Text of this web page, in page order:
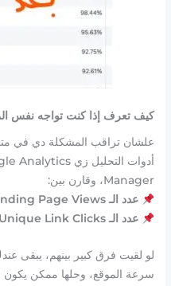
كيف تعرف إذا كنت تواجه نفس
علشان تراقب المشكلة دي في
Manager، وقارن بين:
عدد الـ Landing Page Views
عدد الـ Unique Link Clicks
لو لقيت فرق كبير بينهم، يبقى
سرعة الموقع، وحلها ممكن يكون